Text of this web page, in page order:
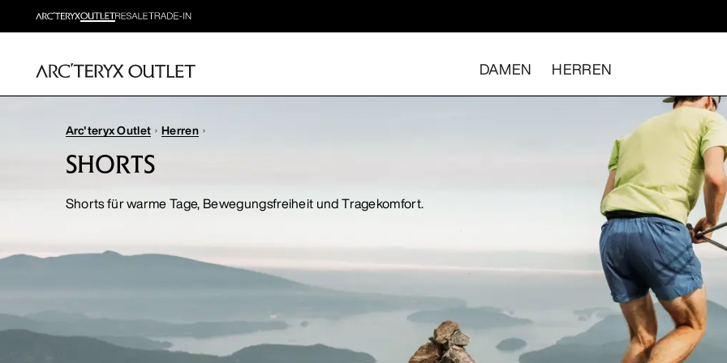
DAMEN HERREN
Arc'teryx Outlet Herren
SHORTS
Shorts für warme Tage, Bewegungsfreiheit und Tragekomfort.